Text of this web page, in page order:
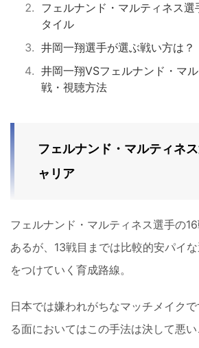
フェルナンド・マルティネス選
タイル
井岡一翔選手が選ぶ戦い方は？
井岡一翔VSフェルナンド・マ
戦・視聴方法
フェルナンド・マルティネ
ャリア
フェルナンド・マルティネス選手の
あるが、13戦目までは比較的安パイ
をつけていく育成路線。
日本では嫌われがちなマッチメイク
る面においてはこの手法は決して悪い